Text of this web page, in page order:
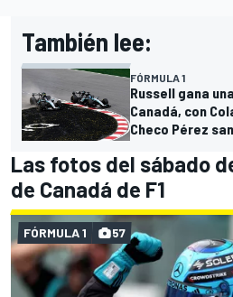
También lee:
FÓRMULA 1
Russell gana
Canadá, con
Checo Pérez
Las fotos del sábado
de Canadá de F1
FÓRMULA 1 57